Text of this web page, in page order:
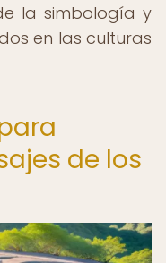
la simbología y
en las culturas
de los